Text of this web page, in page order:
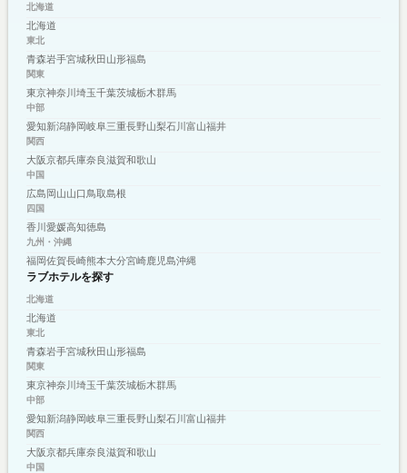
北海道
北海道
東北
青森岩手宮城秋田 山形福島
関東
東京神奈川 埼玉千葉茨城栃木群馬
中部
愛知新潟静岡岐阜三重長野山梨石川 富山福井
関西
大阪京都兵庫奈良滋賀和歌山
中国
広島 岡山山口鳥取島根
四国
香川 愛媛高知徳島
九州・沖縄
福岡佐賀長崎熊本大分宮崎鹿児島沖縄
ラブホテルを探す
北海道
北海道
東北
青森岩手宮城秋田 山形福島
関東
東京神奈川 埼玉千葉茨城栃木群馬
中部
愛知新潟静岡岐阜三重長野山梨石川 富山福井
関西
大阪京都兵庫奈良滋賀和歌山
中国